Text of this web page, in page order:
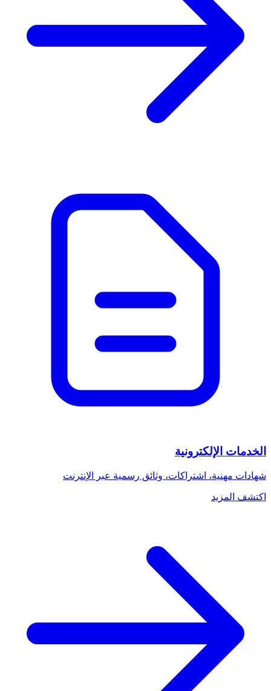
الخدمات الإلكترونية
شهادات مهنية، اشتراكات، وثائق رسمية عبر الإنترنت
اكتشف المزيد